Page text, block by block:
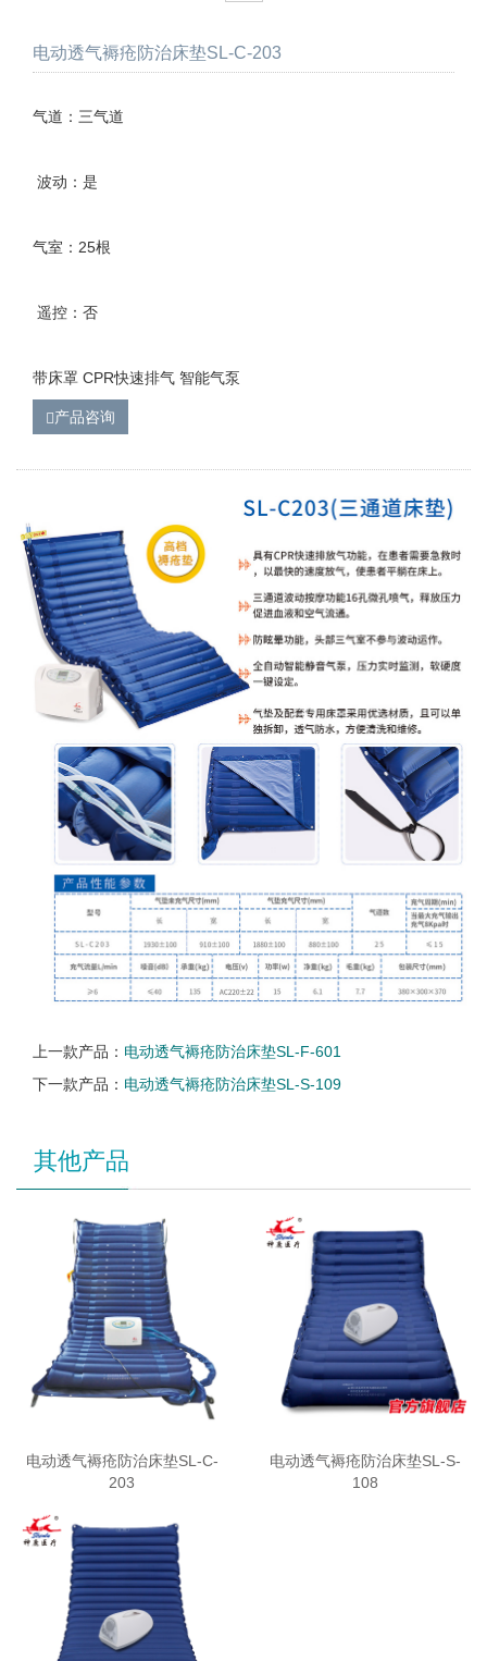
电动透气褥疮防治床垫SL-C-203
气道：三气道
波动：是
气室：25根
遥控：否
带床罩 CPR快速排气 智能气泵
产品咨询
上一款产品： 电动透气褥疮防治床垫SL-F-601
下一款产品： 电动透气褥疮防治床垫SL-S-109
其他产品
电动透气褥疮防治床垫SL-C-
203
电动透气褥疮防治床垫SL-S-
108